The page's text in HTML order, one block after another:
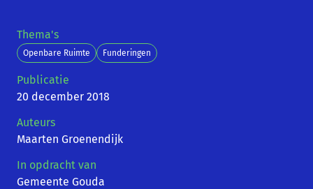
Thema's
Openbare Ruimte Funderingen
Publicatie
20 december 2018
Auteurs
Maarten Groenendijk
In opdracht van
Gemeente Gouda